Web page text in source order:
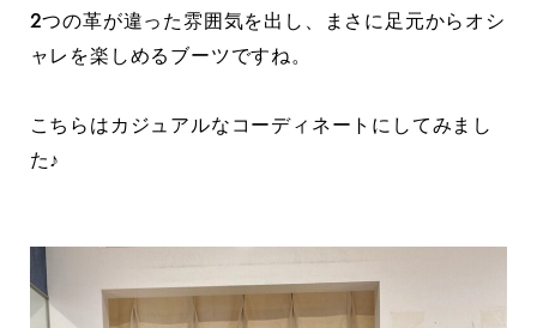
2つの革が違った雰囲気を出し、まさに足元からオシ
ャレを楽しめるブーツですね。
こちらはカジュアルなコーディネートにしてみまし
た♪